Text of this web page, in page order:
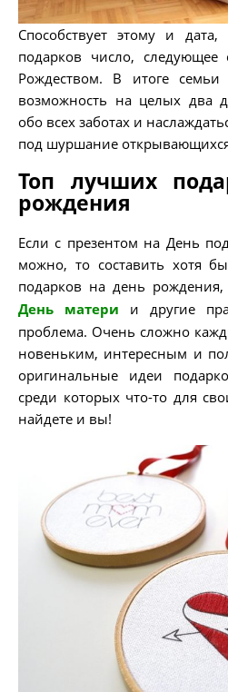
Способствует этому и
подарков число, следующее
Рождеством. В итоге
возможность на целых два
обо всех заботах и
под шуршание
Топ лучших
рождения
Если с презентом на День
можно, то составить хотя
подарков на день рождения,
День матери и другие
проблема. Очень сложно
новеньким, интересным и
оригинальные идеи
среди которых что-то для
найдете и вы!